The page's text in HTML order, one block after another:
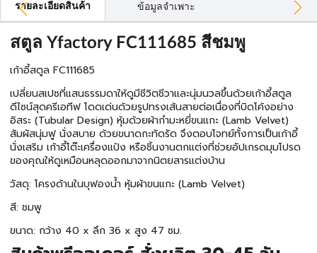
รายละเอียดสินค้า ข้อมูลจำเพาะ
สตูล Yfactory FC111685 สีชมพู
เก้าอี้สตูล FC111685
เปลี่ยนสเปซที่แสนธรรมดาให้ดูมีชีวิตชีวาและนุ่มนวลขึ้นด้วยเก้าอี้สตูล
ดีไซน์สุดครีเอทีฟ โดดเด่นด้วยรูปทรงเส้นสายต่อเนื่องที่บิดโค้งอย่าง
อิสระ (Tubular Design) หุ้มด้วยผ้ากำมะหยี่ขนแกะ (Lamb Velvet)
สัมผัสนุ่มฟู นั่งสบาย ด้วยขนาดกะทัดรัด จึงตอบโจทย์ทั้งการเป็นเก้าอี้
นั่งเสริม เก้าอี้โต๊ะเครื่องแป้ง หรือชิ้นงานตกแต่งที่ช่วยอัปเกรดมุมโปรด
ของคุณให้ดูเหมือนหลุดออกมาจากนิตยสารแต่งบ้าน
วัสดุ: โครงด้านในบุฟองน้ำ หุ้มผ้าขนแกะ (Lamb Velvet)
สี: ชมพู
ขนาด: กว้าง 40 x ลึก 36 x สูง 47 ซม.